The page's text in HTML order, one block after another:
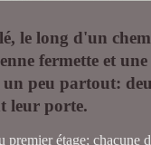
le long d'un
fermette et
un peu partout:
leur porte.
premier étage; chacune